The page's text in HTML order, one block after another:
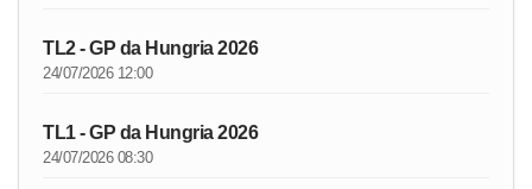
TL2 - GP da Hungria 2026
24/07/2026 12:00
TL1 - GP da Hungria 2026
24/07/2026 08:30